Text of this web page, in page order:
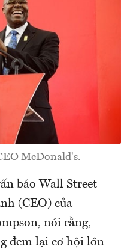
McDonald's.
báo Wall Street
(CEO) của
nói rằng,
đem lại cơ hội lớn